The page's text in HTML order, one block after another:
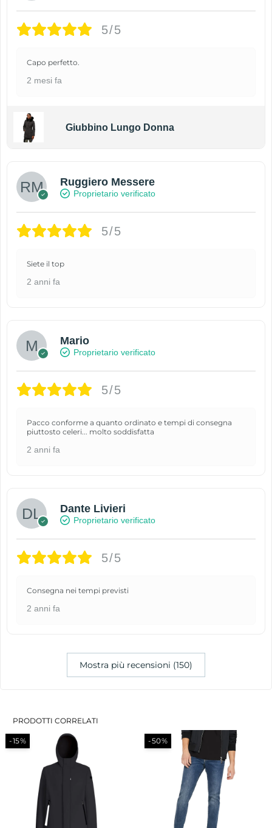
5/5
Capo perfetto.
2 mesi fa
Giubbino Lungo Donna
Ruggiero Messere
Proprietario verificato
5/5
Siete il top
2 anni fa
Mario
Proprietario verificato
5/5
Pacco conforme a quanto ordinato e tempi di consegna
piuttosto celeri... molto soddisfatta
2 anni fa
Dante Livieri
Proprietario verificato
5/5
Consegna nei tempi previsti
2 anni fa
Mostra più recensioni (150)
PRODOTTI CORRELATI
-15% -50%